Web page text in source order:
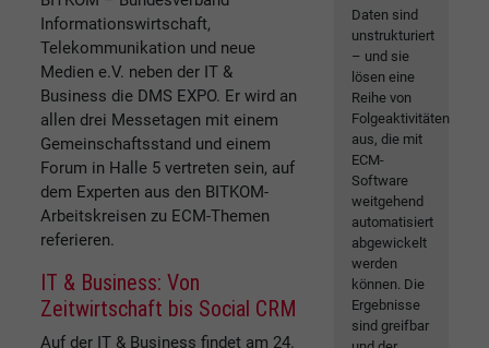
Informationswirtschaft,
Telekommunikation und neue
Medien e.V. neben der IT &
Business die DMS EXPO. Er wird an
allen drei Messetagen mit einem
Gemeinschaftsstand und einem
Forum in Halle 5 vertreten sein, auf
dem Experten aus den BITKOM-
Arbeitskreisen zu ECM-Themen
referieren.
IT & Business: Von
Zeitwirtschaft bis Social CRM
Auf der IT & Business findet am 24.
Daten sind
unstrukturiert
– und sie
lösen eine
Reihe von
Folgeaktivitäten
aus, die mit
ECM-
Software
weitgehend
automatisiert
abgewickelt
werden
können. Die
Ergebnisse
sind greifbar